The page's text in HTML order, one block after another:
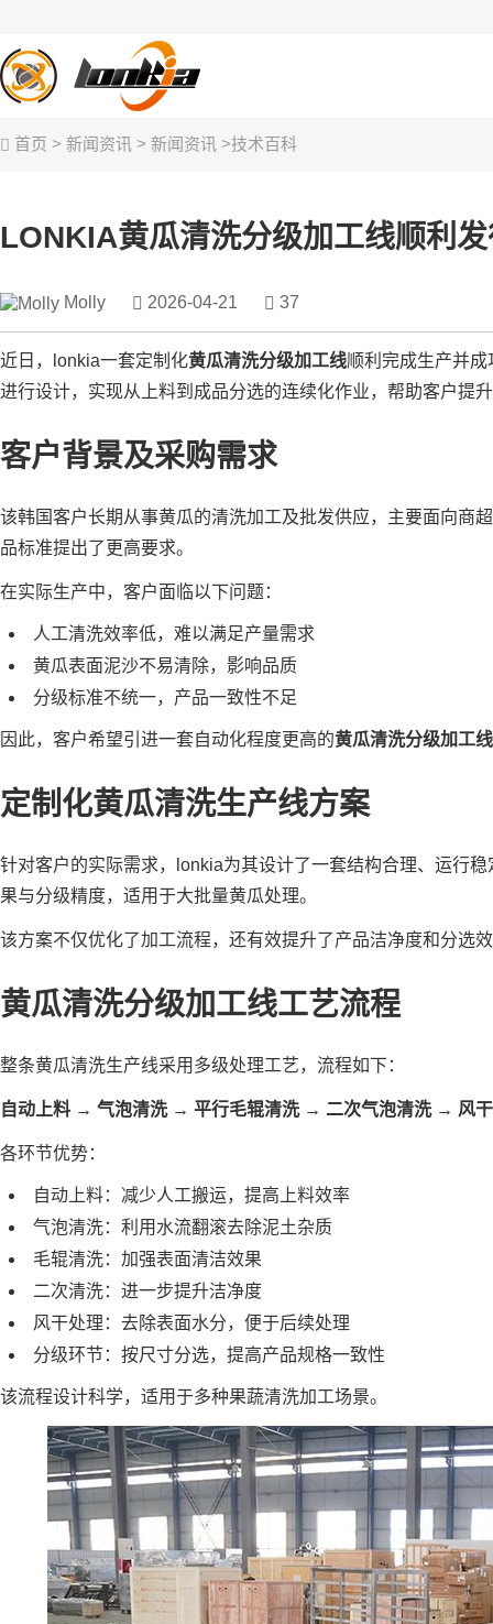
果蔬清洗
首页 > 新闻资讯 > 新闻资讯 >技术百科
LONKIA黄瓜清洗分级加工线顺利
Molly 2026-04-21 37
近日，lonkia一套定制化黄瓜清洗分级加工线顺利完成生产并
进行设计，实现从上料到成品分选的连续化作业，帮助客户提
客户背景及采购需求
该韩国客户长期从事黄瓜的清洗加工及批发供应，主要面向商
品标准提出了更高要求。
在实际生产中，客户面临以下问题：
人工清洗效率低，难以满足产量需求
黄瓜表面泥沙不易清除，影响品质
分级标准不统一，产品一致性不足
因此，客户希望引进一套自动化程度更高的黄瓜清洗分级加工线
定制化黄瓜清洗生产线方案
针对客户的实际需求，lonkia为其设计了一套结构合理、运行稳
果与分级精度，适用于大批量黄瓜处理。
该方案不仅优化了加工流程，还有效提升了产品洁净度和分选
黄瓜清洗分级加工线工艺流程
整条黄瓜清洗生产线采用多级处理工艺，流程如下：
自动上料 → 气泡清洗 → 平行毛辊清洗 → 二次气泡清洗 → 风
各环节优势：
自动上料：减少人工搬运，提高上料效率
气泡清洗：利用水流翻滚去除泥土杂质
毛辊清洗：加强表面清洁效果
二次清洗：进一步提升洁净度
风干处理：去除表面水分，便于后续处理
分级环节：按尺寸分选，提高产品规格一致性
该流程设计科学，适用于多种果蔬清洗加工场景。